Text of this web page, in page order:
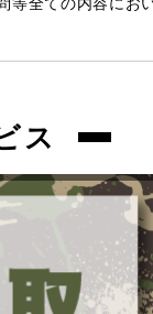
全ての内容にお
ス